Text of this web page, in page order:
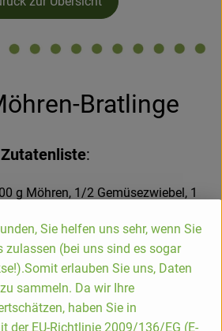
Bratlinge
Zutatenliste:
g Möhren, 1/2 Gemüsezwiebel, 1
Petersilie, 50 g geriebener,
Braten
feine Ringe schneiden. Möhren
Gemüsezwiebel und Knoblauch
und in der Butter dünsten. Porree
Sie helfen uns sehr, wenn Sie
zulassen (bei uns sind es sogar
erlauben Sie uns, Daten
sammeln. Da wir Ihre
haben Sie in
der EU-Richtlinie 2009/136/EG (E-